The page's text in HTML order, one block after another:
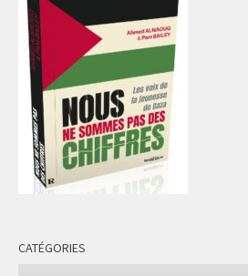
CATÉGORIES